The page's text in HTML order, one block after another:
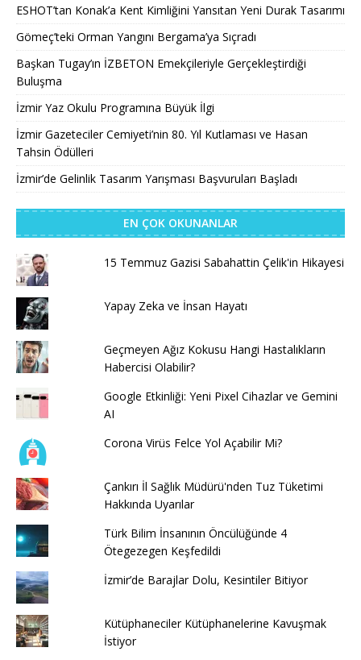
ESHOT’tan Konak’a Kent Kimliğini Yansıtan Yeni Durak Tasarımı
Gömeç’teki Orman Yangını Bergama’ya Sıçradı
Başkan Tugay’ın İZBETON Emekçileriyle Gerçekleştirdiği
Buluşma
İzmir Yaz Okulu Programına Büyük İlgi
İzmir Gazeteciler Cemiyeti’nin 80. Yıl Kutlaması ve Hasan
Tahsin Ödülleri
İzmir’de Gelinlik Tasarım Yarışması Başvuruları Başladı
EN ÇOK OKUNANLAR
15 Temmuz Gazisi Sabahattin Çelik'in Hikayesi
Yapay Zeka ve İnsan Hayatı
Geçmeyen Ağız Kokusu Hangi Hastalıkların
Habercisi Olabilir?
Google Etkinliği: Yeni Pixel Cihazlar ve Gemini
AI
Corona Virüs Felce Yol Açabilir Mi?
Çankırı İl Sağlık Müdürü'nden Tuz Tüketimi
Hakkında Uyarılar
Türk Bilim İnsanının Öncülüğünde 4
Ötegezegen Keşfedildi
İzmir’de Barajlar Dolu, Kesintiler Bitiyor
Kütüphaneciler Kütüphanelerine Kavuşmak
İstiyor